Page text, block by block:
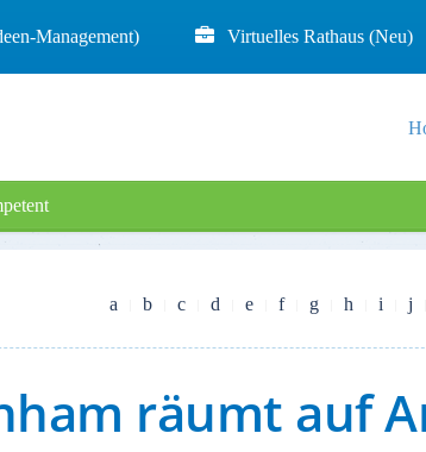
Management) Virtuelles Rathaus (Neu)
a b c d e f g h i j
räumt auf